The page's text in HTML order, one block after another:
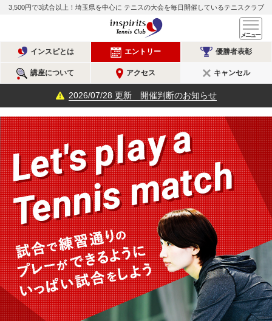
3,500円で3試合以上！埼玉県を中心に テニスの大会を毎日開催しているテニスクラブ
インスピリッツテニスクラ
インスピとは エントリー 優勝者表彰
講座について アクセス キャンセル
2026/07/28 更新 開催判断のお知らせ